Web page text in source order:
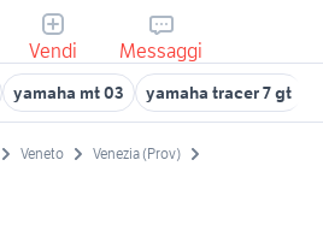
Vendi Messaggi
yamaha mt 03 yamaha tracer 7 gt
Veneto
Venezia (Prov)